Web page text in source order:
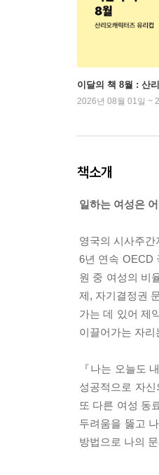
이달의 책 8월 : 산
2026년 08월 01일 ~
책소개
일하는 여성은
영국의 시사주간
6년 연속 OECD
원 중 여성의 비
제, 자기결정권
가는 데 있어 제
이끌어가는 자
『나는 오늘도
성공적으로 자
또 다른 여성 동
두려움을 뚫고
방법으로 나의